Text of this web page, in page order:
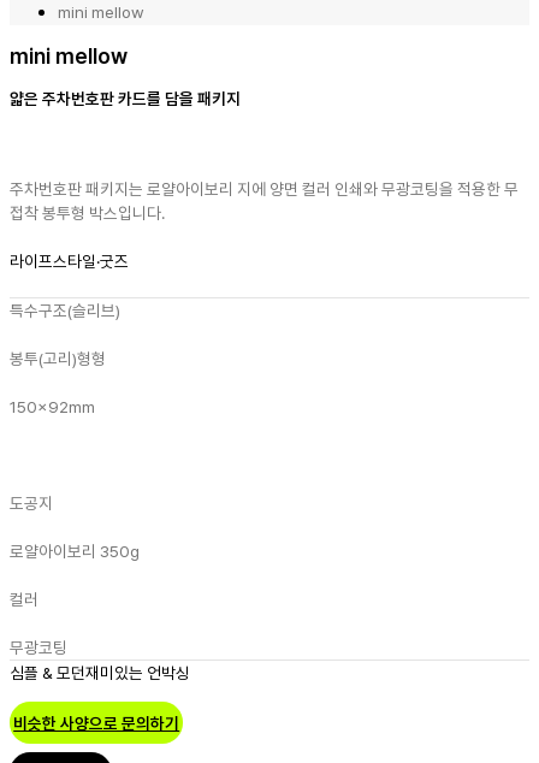
mini mellow
mini mellow
얇은 주차번호판 카드를 담을 패키지
주차번호판 패키지는 로얄아이보리 지에 양면 컬러 인쇄와 무광코팅을 적용한 무
접착 봉투형 박스입니다.
라이프스타일·굿즈
특수구조(슬리브)
봉투(고리)형형
150x92mm
도공지
로얄아이보리 350g
컬러
무광코팅
심플 & 모던재미있는 언박싱
비슷한 사양으로 문의하기